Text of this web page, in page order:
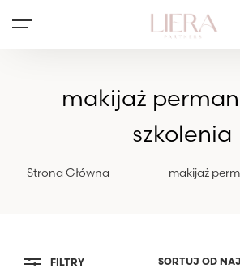
makijaż
szkolenia
Strona Główna makijaż
FILTRY